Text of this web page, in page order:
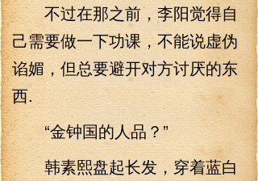
不过在那之前，李阳觉得自
己需要做一下功课，不能说虚伪
谄媚，但总要避开对方讨厌的东
西.
“金钟国的人品？”
韩素熙盘起长发，穿着蓝白